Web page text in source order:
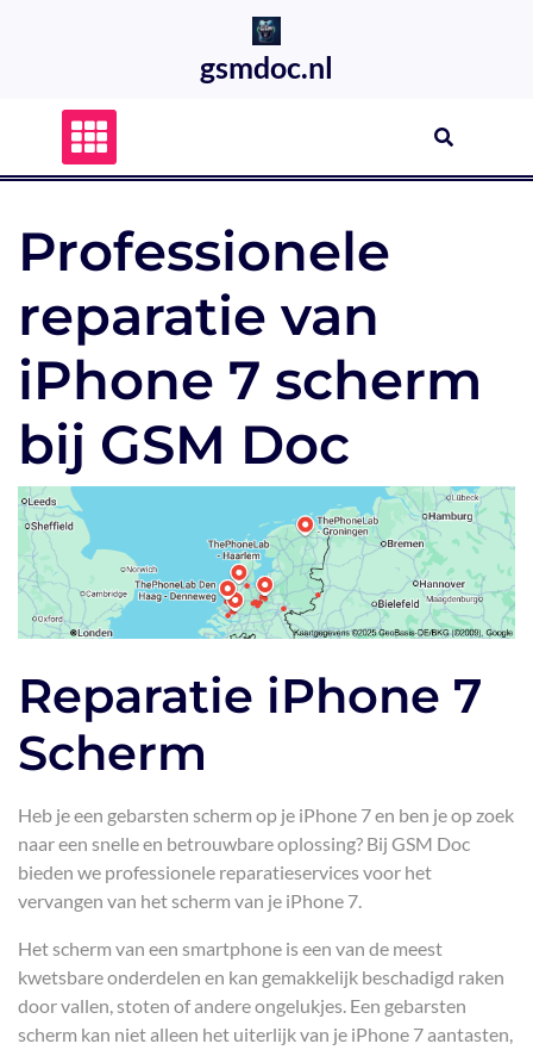
gsmdoc.nl
Professionele
reparatie van
iPhone 7 scherm
bij GSM Doc
Reparatie iPhone 7
Scherm
Heb je een gebarsten scherm op je iPhone 7 en ben je op zoek
naar een snelle en betrouwbare oplossing? Bij GSM Doc
bieden we professionele reparatieservices voor het
vervangen van het scherm van je iPhone 7.
Het scherm van een smartphone is een van de meest
kwetsbare onderdelen en kan gemakkelijk beschadigd raken
door vallen, stoten of andere ongelukjes. Een gebarsten
scherm kan niet alleen het uiterlijk van je iPhone 7 aantasten,